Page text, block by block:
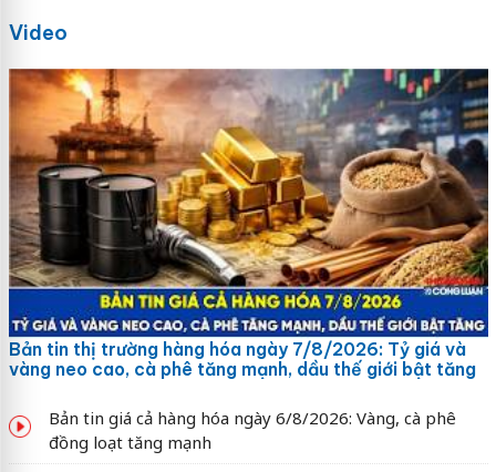
Video
Bản tin thị trường hàng hóa ngày 7/8/2026: Tỷ giá và
vàng neo cao, cà phê tăng mạnh, dầu thế giới bật tăng
Bản tin giá cả hàng hóa ngày 6/8/2026: Vàng, cà phê
đồng loạt tăng mạnh